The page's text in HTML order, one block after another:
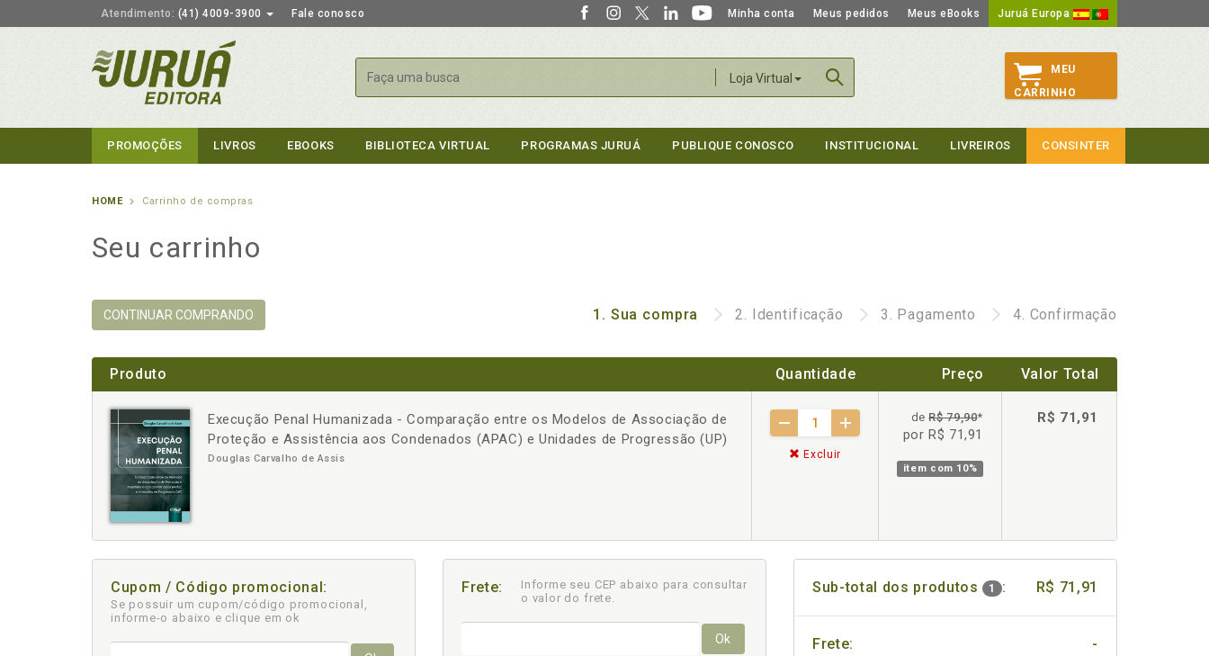
Atendimento: (41) 4009-3900 Fale conosco Minha conta Meus pedidos Meus eBooks Juruá Europa
Loja Virtual
Buscar
MEU
CARRINHO
PROMOÇÕES LIVROS EBOOKS BIBLIOTECA VIRTUAL PROGRAMAS JURUÁ PUBLIQUE CONOSCO INSTITUCIONAL LIVREIROS CONSINTER
HOME Carrinho de compras
Seu carrinho
CONTINUAR COMPRANDO 1. Sua compra 2. Identificação 3. Pagamento 4. Confirmação
Produto Quantidade Preço Valor Total
Execução Penal Humanizada - Comparação entre os Modelos de Associação de
Proteção e Assistência aos Condenados (APAC) e Unidades de Progressão (UP)
Douglas Carvalho de Assis
- +
Excluir
deR$ 79,90*
por R$ 71,91
item com 10%
R$ 71,91
Cupom / Código promocional:
Se possuir um cupom/código promocional,
informe-o abaixo e clique em ok
Frete:
Informe seu CEP abaixo para consultar
o valor do frete.
Ok
Sub-total dos produtos 1 : R$ 71,91
Frete: -